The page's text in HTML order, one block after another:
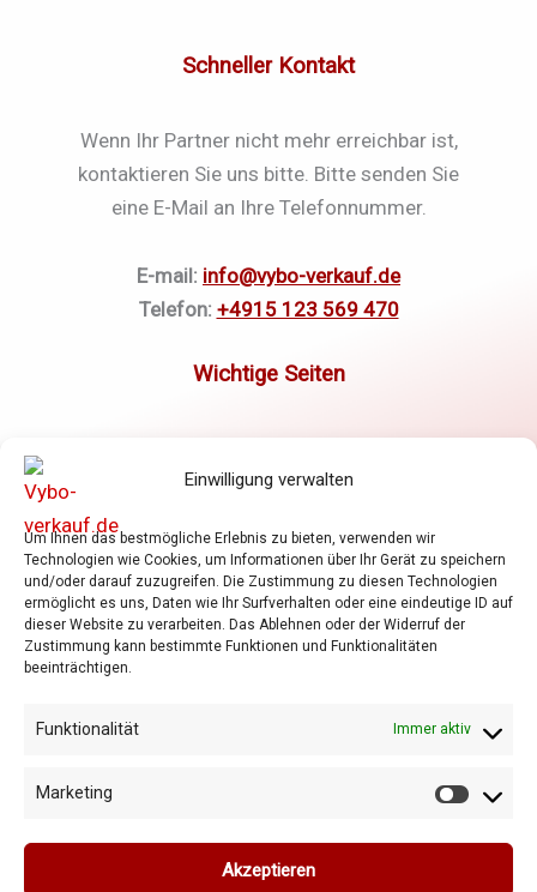
Einwilligung verwalten
Um Ihnen das bestmögliche Erlebnis zu bieten, verwenden wir
Technologien wie Cookies, um Informationen über Ihr Gerät zu speichern
und/oder darauf zuzugreifen. Die Zustimmung zu diesen Technologien
ermöglicht es uns, Daten wie Ihr Surfverhalten oder eine eindeutige ID auf
dieser Website zu verarbeiten. Das Ablehnen oder der Widerruf der
Zustimmung kann bestimmte Funktionen und Funktionalitäten
beeinträchtigen.
Funktionalität Immer aktiv
Marketing
Akzeptieren
Schneller Kontakt
Wenn Ihr Partner nicht mehr erreichbar ist,
kontaktieren Sie uns bitte. Bitte senden Sie
eine E-Mail an Ihre Telefonnummer.
E-mail: info@vybo-verkauf.de
Telefon: +4915 123 569 470
Frequenzumrichter
Shop
Warenkorb
Allgemeine Geschäftsbedingungen
Datenschutzrichtlinie
Copyright © 2026 Vybo-verkauf.de